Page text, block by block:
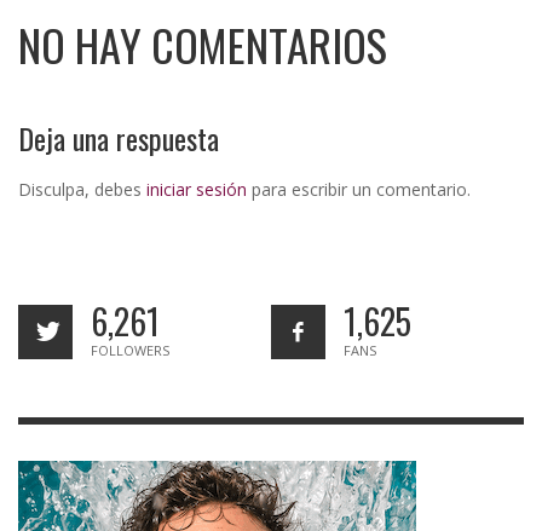
NO HAY COMENTARIOS
Deja una respuesta
Disculpa, debes iniciar sesión para escribir un comentario.
6,261
FOLLOWERS
1,625
FANS